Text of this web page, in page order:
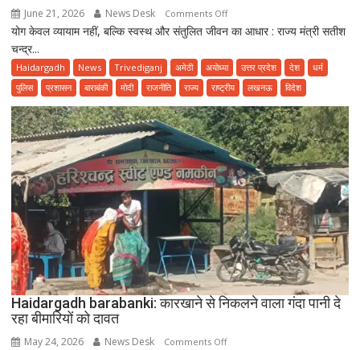
June 21, 2026 News Desk Comments Offon
Barabanki
योगा
फॉर
एजिंग”
थीम
के
साथ
उत्साहपूर्वक
मनाया
गया
12वां
अंतरराष्ट्रीय
योग
दिवस
योग केवल व्यायाम नहीं, बल्कि स्वस्थ और संतुलित जीवन का आधार : राज्य मंत्री सतीश
चन्द्र...
Haidargadh News Trivediganj अमेठी अयोध्या उत्तर प्रदेश देश
धर्म
पुलिस
प्रशासन बाराबंकी मोदी राजनीति राज्य राष्ट्रीय लखनऊ विदेश
Haidargadh barabanki: कारखाने से निकलने वाला गंदा पानी दे
रहा बीमारियों को दावत
May 24, 2026 News Desk Comments Offon